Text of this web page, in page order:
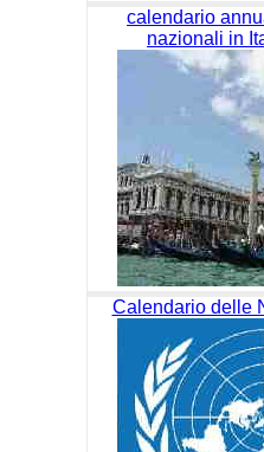
calendario
nazionali in
Calendario delle